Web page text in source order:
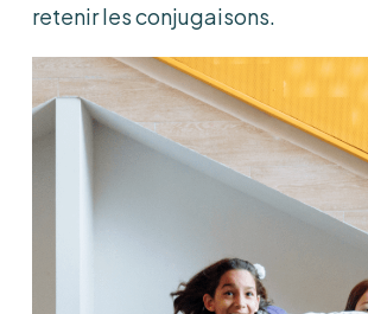
retenir les conjugaisons.